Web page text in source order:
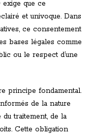
exige que ce
et univoque. Dans
ce consentement
bases légales comme
ou le respect d’une
principe fondamental.
de la nature
traitement, de la
Cette obligation